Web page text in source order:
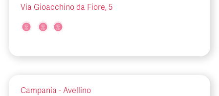
Via Gioacchino da Fiore, 5
Campania - Avellino